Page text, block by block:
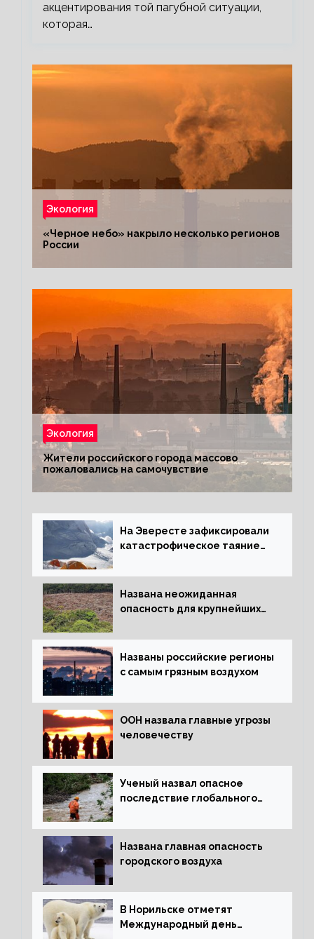
акцентирования той пагубной ситуации,
которая…
Экология
«Черное небо» накрыло несколько регионов
России
Экология
Жители российского города массово
пожаловались на самочувствие
На Эвересте зафиксировали
катастрофическое таяние
Названа неожиданная
опасность для крупнейших
Названы российские регионы
с самым грязным воздухом
ООН назвала главные угрозы
человечеству
Ученый назвал опасное
последствие глобального
Названа главная опасность
городского воздуха
В Норильске отметят
Международный день